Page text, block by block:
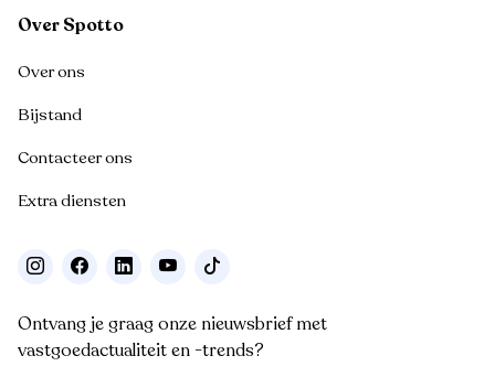
Over Spotto
Over ons
Bijstand
Contacteer ons
Extra diensten
Ontvang je graag onze nieuwsbrief met
vastgoedactualiteit en -trends?